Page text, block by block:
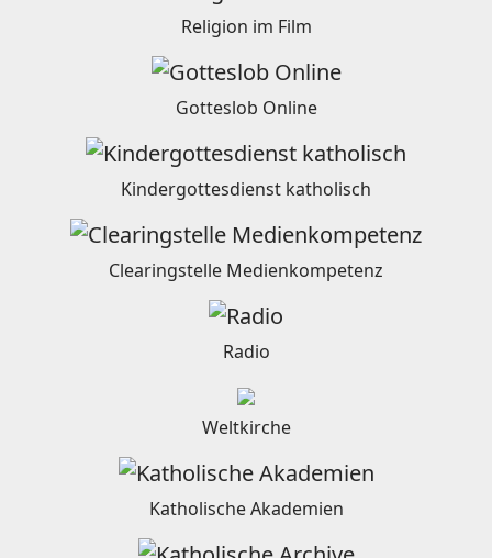
Religion im Film
Gotteslob Online
Kindergottesdienst katholisch
Clearingstelle Medienkompetenz
Radio
Weltkirche
Katholische Akademien